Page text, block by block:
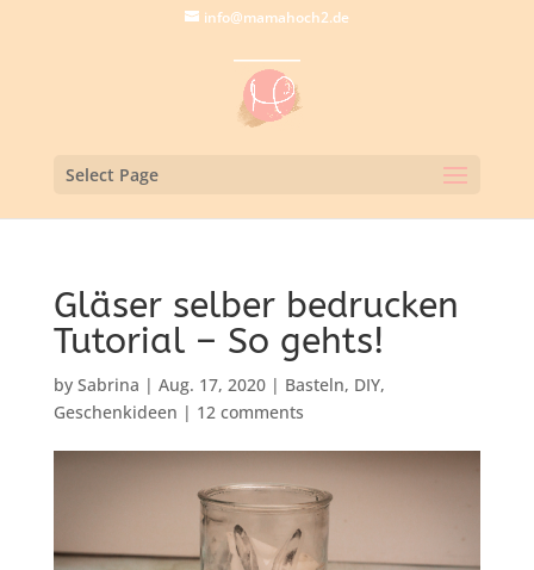
info@mamahoch2.de
Select Page
Gläser selber bedrucken
Tutorial – So gehts!
by Sabrina | Aug. 17, 2020| Basteln, DIY,
Geschenkideen | 12 comments